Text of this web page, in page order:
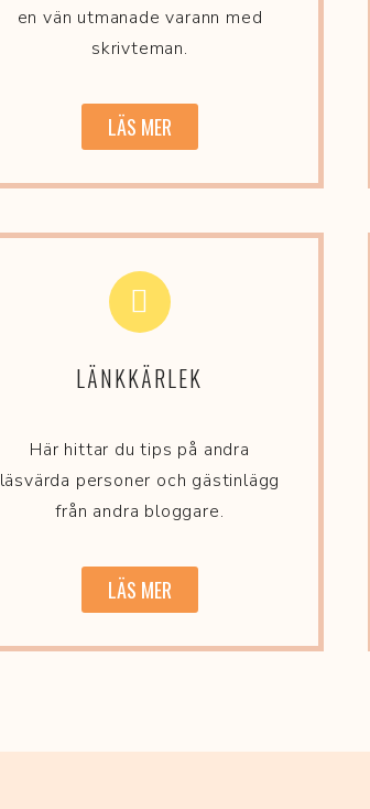
en vän utmanade varann med
skrivteman.
LÄS MER
LÄNKKÄRLEK
Här hittar du tips på andra
läsvärda personer och gästinlägg
från andra bloggare.
LÄS MER